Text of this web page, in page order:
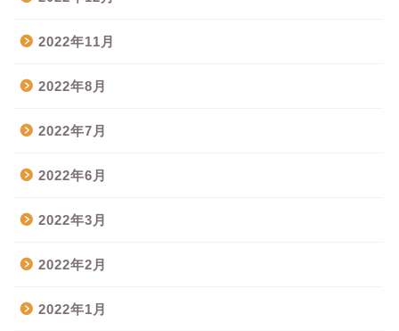
2022年11月
2022年8月
2022年7月
2022年6月
2022年3月
2022年2月
2022年1月